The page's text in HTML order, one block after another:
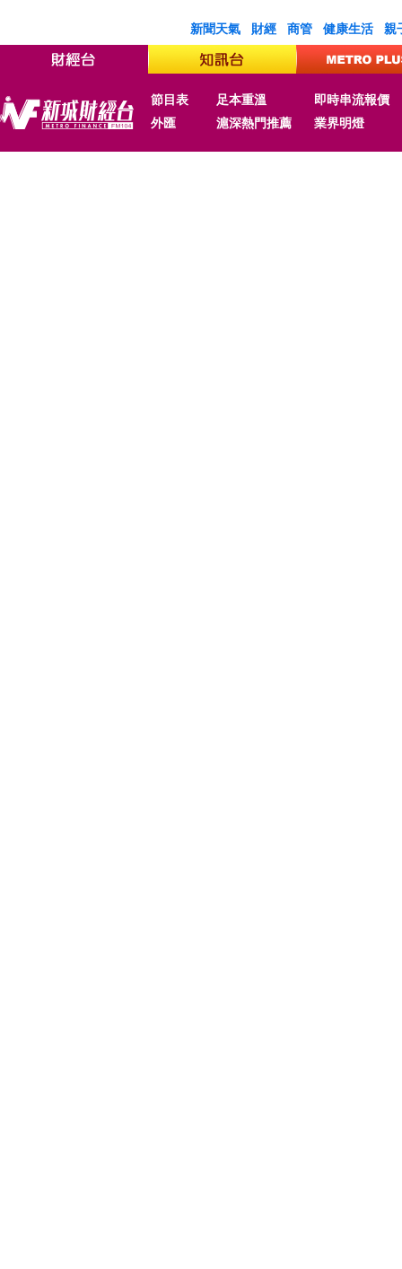
新聞天氣 財經 商管 健康生活 親
節目表 足本重溫
即時串流報價
外匯
滬深熱門推薦 業界明燈